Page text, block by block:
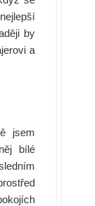
by
a
jsem
bílé